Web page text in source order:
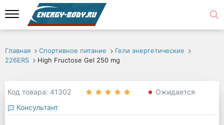
Главная Спортивное питание
Гели энергетические
226ERS
High Fructose Gel 250 mg
Код товара: 41302
Ожидается
Консультант